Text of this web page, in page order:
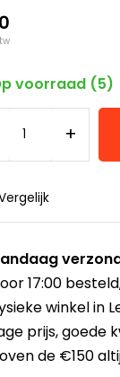
voorraad (5)
+
17:00
winkelin
prijs,goede
de €150